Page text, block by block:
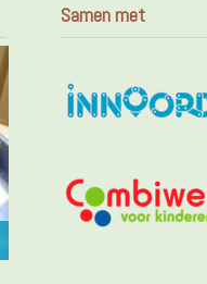
Samen met